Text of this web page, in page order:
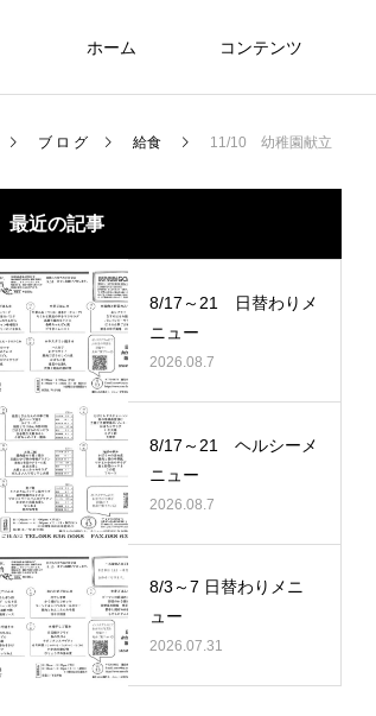
ホーム コンテンツ
on
food
2025年 食品衛生優良施設 厚生労働大臣賞受
賞 表彰を賜りました。
NEW
8/17～21 日替わりメニュー
2026.08.07
ブ ロ グ 給食 11/10 幼稚園献立
最近の記事
8/17～21 日替わりメ
ニュー
2026.08.7
8/17～21 ヘルシーメ
ニュー
2026.08.7
8/3～7 日替わりメニ
ュー
2026.07.31